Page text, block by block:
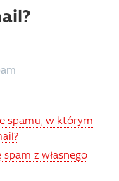
spamu, w którym
z własnego